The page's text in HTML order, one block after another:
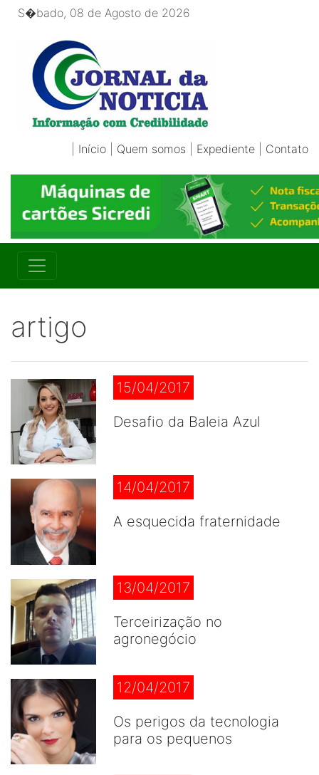
S�bado, 08 de Agosto de 2026
Início Quem somos Expediente Contato
artigo
15/04/2017
Desafio da Baleia Azul
14/04/2017
A esquecida fraternidade
13/04/2017
Terceirização no
agronegócio
12/04/2017
Os perigos da tecnologia
para os pequenos